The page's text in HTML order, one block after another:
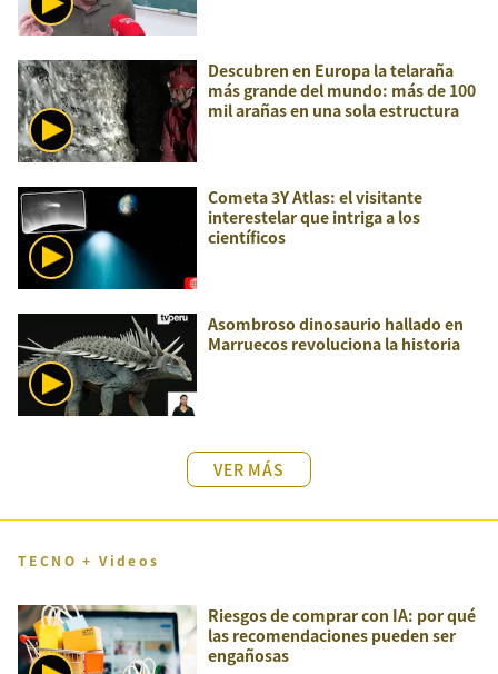
Descubren en Europa la telaraña
más grande del mundo: más de 100
mil arañas en una sola estructura
Cometa 3Y Atlas: el visitante
interestelar que intriga a los
científicos
Asombroso dinosaurio hallado en
Marruecos revoluciona la historia
VER MÁS
TECNO + Videos
Riesgos de comprar con IA: por qué
las recomendaciones pueden ser
engañosas